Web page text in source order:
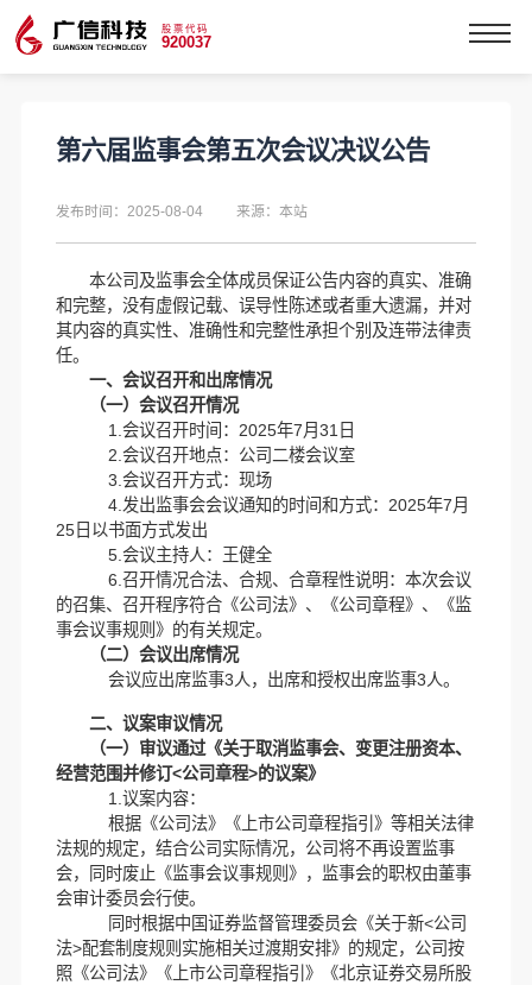
股票代码
920037
第六届监事会第五次会议决议公告
发布时间：2025-08-04 来源：本站
本公司及监事会全体成员保证公告内容的真实、准确
和完整，没有虚假记载、误导性陈述或者重大遗漏，并对
其内容的真实性、准确性和完整性承担个别及连带法律责
任。
一、会议召开和出席情况
（一）会议召开情况
1.会议召开时间：2025年7月31日
2.会议召开地点：公司二楼会议室
3.会议召开方式：现场
4.发出监事会会议通知的时间和方式：2025年7月
25日以书面方式发出
5.会议主持人：王健全
6.召开情况合法、合规、合章程性说明：本次会议
的召集、召开程序符合《公司法》、《公司章程》、《监
事会议事规则》的有关规定。
（二）会议出席情况
会议应出席监事3人，出席和授权出席监事3人。
二、议案审议情况
（一）审议通过《关于取消监事会、变更注册资本、
经营范围并修订<公司章程>的议案》
1.议案内容：
根据《公司法》《上市公司章程指引》等相关法律
法规的规定，结合公司实际情况，公司将不再设置监事
会，同时废止《监事会议事规则》，监事会的职权由董事
会审计委员会行使。
同时根据中国证券监督管理委员会《关于新<公司
法>配套制度规则实施相关过渡期安排》的规定，公司按
照《公司法》《上市公司章程指引》《北京证券交易所股